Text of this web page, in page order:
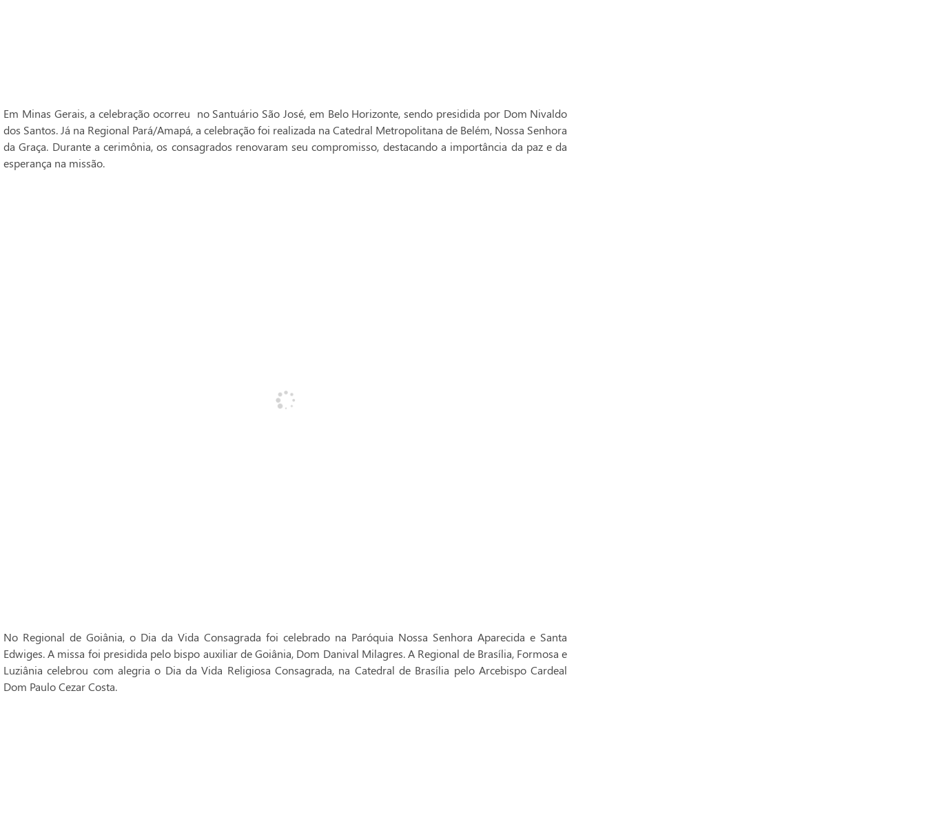
Em Minas Gerais, a celebração ocorreu no Santuário São José, em Belo Horizonte, sendo presidida por Dom Nivaldo
dos Santos. Já na Regional Pará/Amapá, a celebração foi realizada na Catedral Metropolitana de Belém, Nossa Senhora
da Graça. Durante a cerimônia, os consagrados renovaram seu compromisso, destacando a importância da paz e da
esperança na missão.
No Regional de Goiânia, o Dia da Vida Consagrada foi celebrado na Paróquia Nossa Senhora Aparecida e Santa
Edwiges. A missa foi presidida pelo bispo auxiliar de Goiânia, Dom Danival Milagres. A Regional de Brasília, Formosa e
Luziânia celebrou com alegria o Dia da Vida Religiosa Consagrada, na Catedral de Brasília pelo Arcebispo Cardeal
Dom Paulo Cezar Costa.